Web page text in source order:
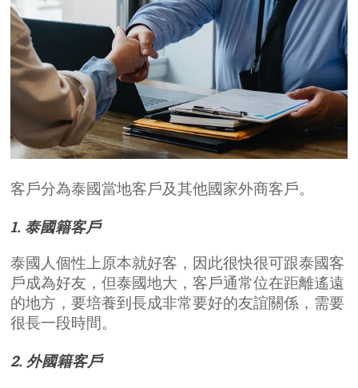
客戶分為泰國當地客戶及其他國家外商客戶。
1. 泰國籍客戶
泰國人個性上原本就好客，因此很快很可跟泰國客
戶成為好友，但泰國地大，客戶通常位在距離遙遠
的地方，要培養到長成非常要好的友誼關係，需要
很長一段時間。
2. 外國籍客戶